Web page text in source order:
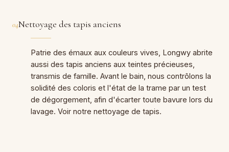
04Nettoyage des tapis anciens
Patrie des émaux aux couleurs vives, Longwy abrite
aussi des tapis anciens aux teintes précieuses,
transmis de famille. Avant le bain, nous contrôlons la
solidité des coloris et l'état de la trame par un test
de dégorgement, afin d'écarter toute bavure lors du
lavage. Voir notre nettoyage de tapis.